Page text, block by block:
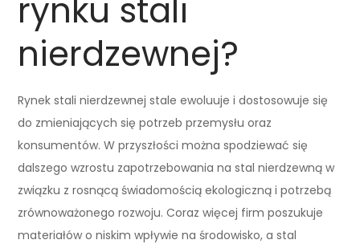
rynku stali
nierdzewnej?
Rynek stali nierdzewnej stale ewoluuje i dostosowuje się
do zmieniających się potrzeb przemysłu oraz
konsumentów. W przyszłości można spodziewać się
dalszego wzrostu zapotrzebowania na stal nierdzewną w
związku z rosnącą świadomością ekologiczną i potrzebą
zrównoważonego rozwoju. Coraz więcej firm poszukuje
materiałów o niskim wpływie na środowisko, a stal